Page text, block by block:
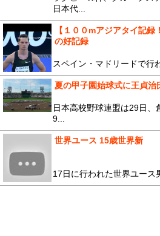
日本代...
【１００mアジアタイ記
の好記録
スペイン・マドリードで行
夏の甲子園始球式に王貞治
日本高校野球連盟は29日
9...
世界ユース 15歳世界新
17日に行われた世界ユース